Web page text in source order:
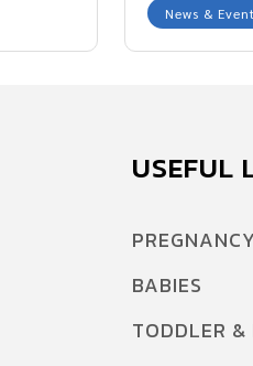
News & Event
USEFUL
PREGNANCY
BABIES
TODDLER &